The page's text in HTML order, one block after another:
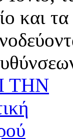
και